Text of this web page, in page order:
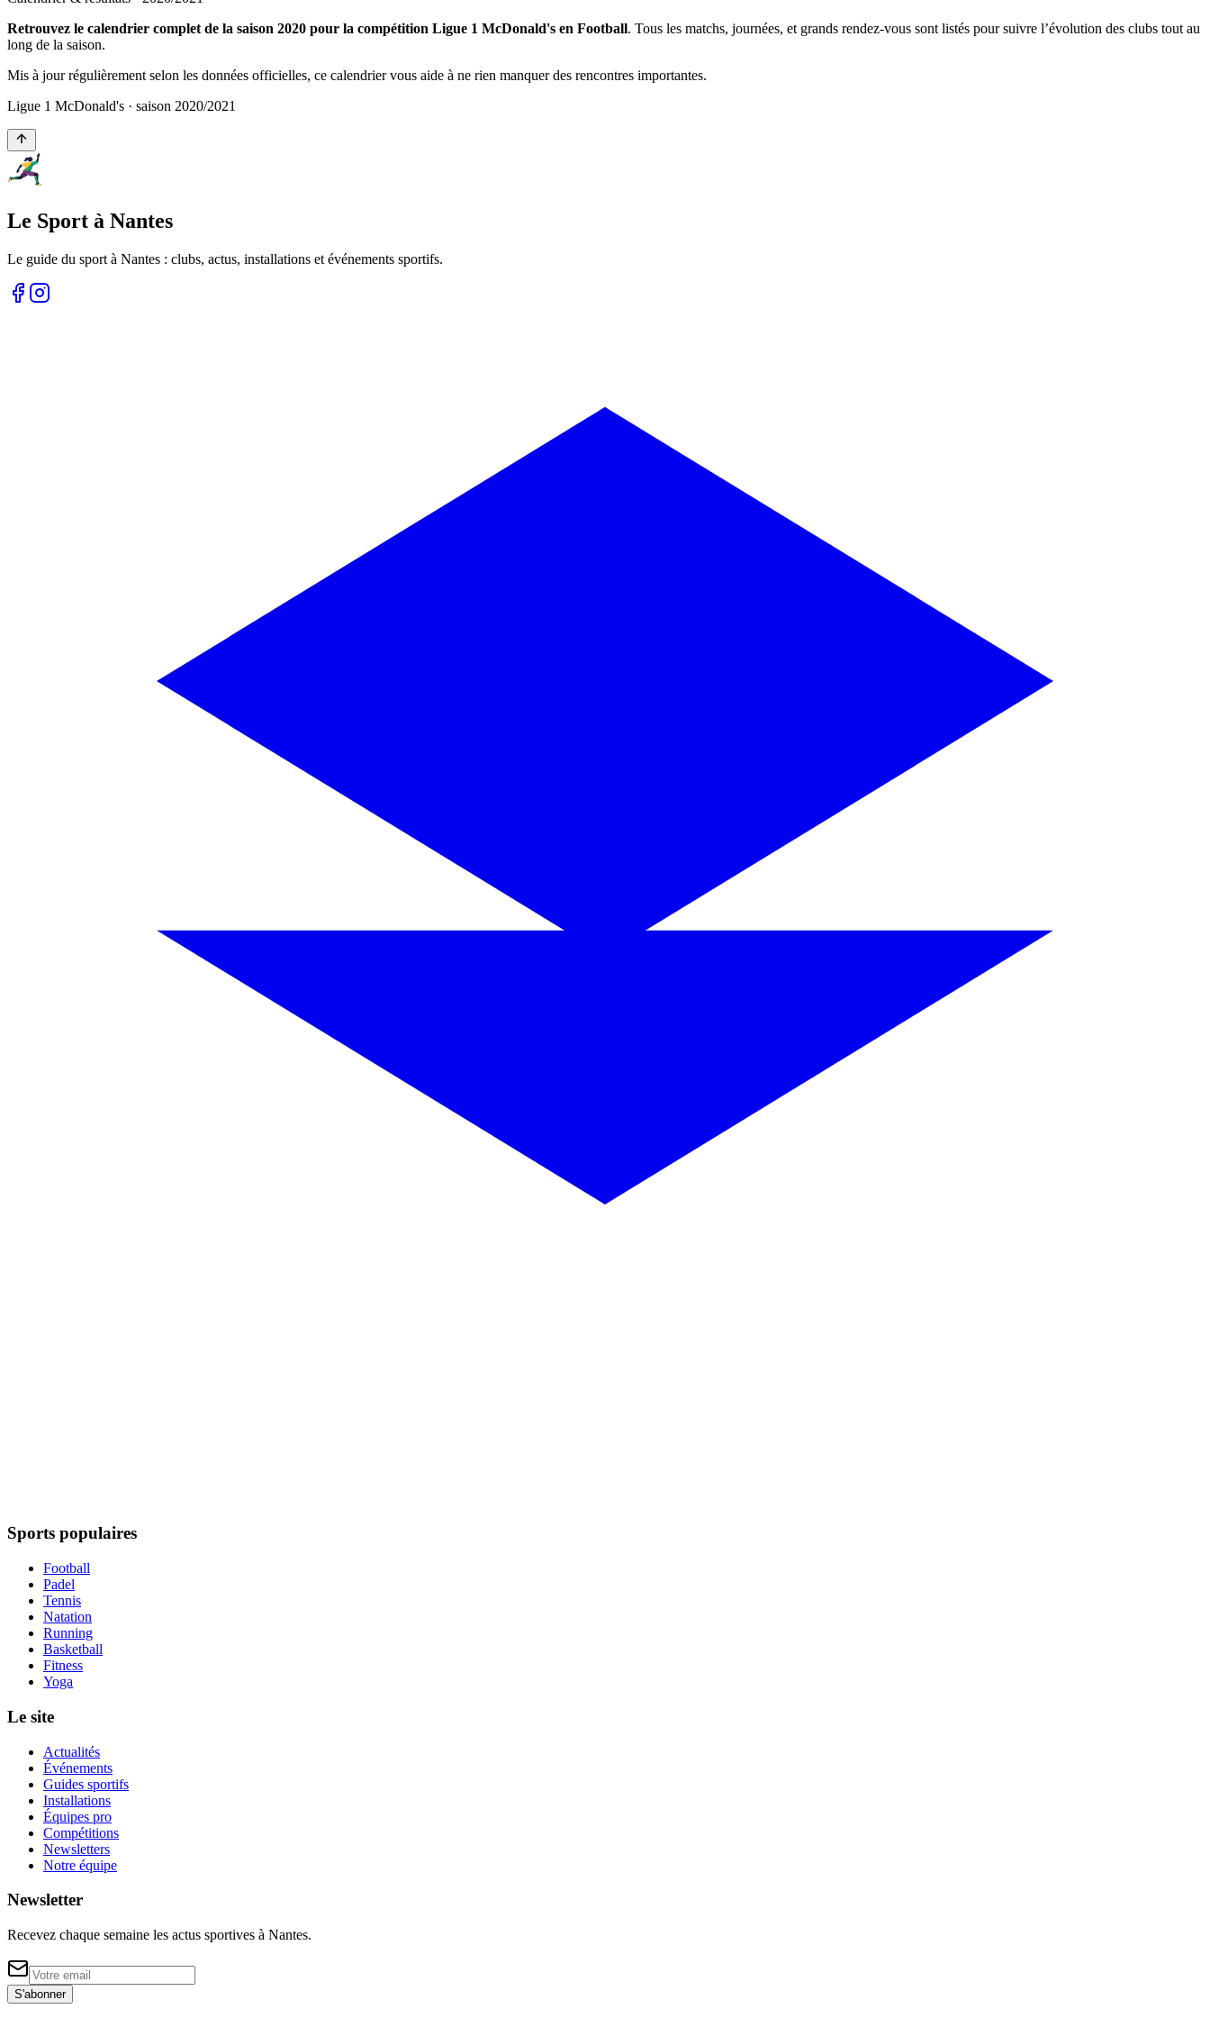
Retrouvez le calendrier complet de la saison 2020 pour la compétition Ligue 1 McDonald's en Football. Tous les matchs, journées, et grands rendez-vous sont listés pour suivre l’évolution des clubs tout au
long de la saison.
Mis à jour régulièrement selon les données officielles, ce calendrier vous aide à ne rien manquer des rencontres importantes.
Ligue 1 McDonald's · saison 2020/2021
Le Sport à Nantes
Le guide du sport à Nantes : clubs, actus, installations et événements sportifs.
Sports populaires
Football
Padel
Tennis
Natation
Running
Basketball
Fitness
Yoga
Le site
Actualités
Événements
Guides sportifs
Installations
Équipes pro
Compétitions
Newsletters
Notre équipe
Newsletter
Recevez chaque semaine les actus sportives à Nantes.
S'abonner